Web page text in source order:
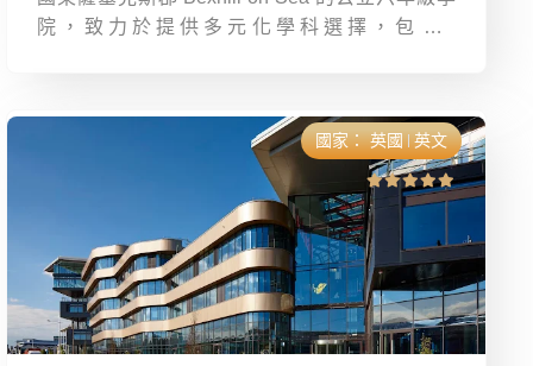
院，致力於提供多元化學科選擇，包含A
升學與未來職涯規劃。
國家： 英國 英文